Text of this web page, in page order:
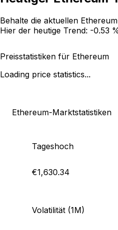
Behalte die aktuellen
Hier der heutige Trend: -0.53
Preisstatistiken für Ethereum
Loading price statistics...
Ethereum-Marktstatistiken
Tageshoch
€1,630.34
Volatilität (1M)